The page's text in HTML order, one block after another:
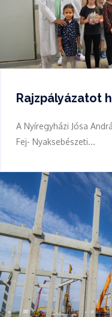
Rajzpályázatot
A Nyíregyházi Jósa
Fej- Nyaksebészeti...